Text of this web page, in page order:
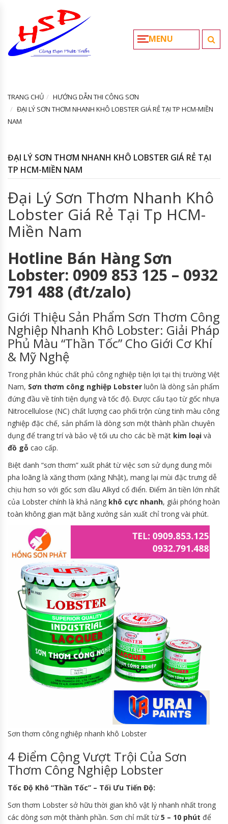
MENU
TRANG CHỦ
HƯỚNG DẪN THI CÔNG SƠN
ĐẠI LÝ SƠN THƠM NHANH KHÔ LOBSTER GIÁ RẺ TẠI TP HCM-MIỀN
NAM
ĐẠI LÝ SƠN THƠM NHANH KHÔ LOBSTER GIÁ RẺ TẠI
TP HCM-MIỀN NAM
Đại Lý Sơn Thơm Nhanh Khô
Lobster Giá Rẻ Tại Tp HCM-
Miền Nam
Hotline Bán Hàng Sơn
Lobster: 0909 853 125 – 0932
791 488 (đt/zalo)
Giới Thiệu Sản Phẩm Sơn Thơm Công
Nghiệp Nhanh Khô Lobster: Giải Pháp
Phủ Màu “Thần Tốc” Cho Giới Cơ Khí
& Mỹ Nghệ
Trong phân khúc chất phủ công nghiệp tiện lợi tại thị trường Việt
Nam, Sơn thơm công nghiệp Lobster luôn là dòng sản phẩm
đứng đầu về tính tiện dụng và tốc độ. Được cấu tạo từ gốc nhựa
Nitrocellulose (NC) chất lượng cao phối trộn cùng tinh màu công
nghiệp đặc chế, sản phẩm là dòng sơn một thành phần chuyên
dụng để trang trí và bảo vệ tối ưu cho các bề mặt kim loại và
đồ gỗ cao cấp.
Biệt danh “sơn thơm” xuất phát từ việc sơn sử dụng dung môi
pha loãng là xăng thơm (xăng Nhật), mang lại mùi đặc trưng dễ
chịu hơn so với gốc sơn dầu Alkyd cổ điển. Điểm ăn tiền lớn nhất
của Lobster chính là khả năng khô cực nhanh, giải phóng hoàn
toàn không gian mặt bằng xưởng sản xuất chỉ trong vài phút.
Sơn thơm công nghiệp nhanh khô Lobster
4 Điểm Cộng Vượt Trội Của Sơn
Thơm Công Nghiệp Lobster
Tốc Độ Khô “Thần Tốc” – Tối Ưu Tiến Độ:
Sơn thơm Lobster sở hữu thời gian khô vật lý nhanh nhất trong
các dòng sơn một thành phần. Sơn chỉ mất từ5 – 10 phút để